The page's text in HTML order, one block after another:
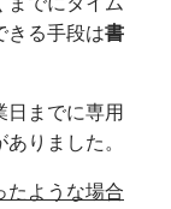
きる手段は書
までに専用
りました。
たような場合